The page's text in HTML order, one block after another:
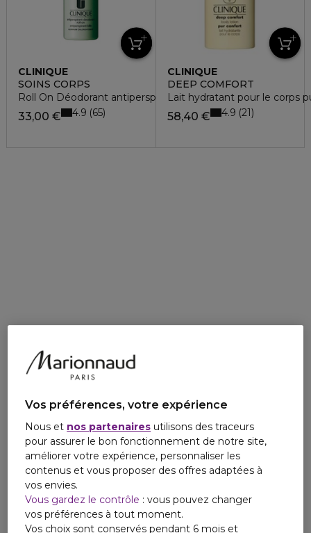
CLINIQUE
SOINS CORPS
Roll On Déodorant antiperspirant bille
33,00 € 4.9 65
CLINIQUE
DEEP COMFORT
Lait hydratant pour le corps
58,40 € 4.9 21
Vos préférences, votre expérience
Nous et nos partenaires utilisons des traceurs
pour assurer le bon fonctionnement de notre site,
améliorer votre expérience, personnaliser les
contenus et vous proposer des offres adaptées à
vos envies.
Vous gardez le contrôle : vous pouvez changer
vos préférences à tout moment.
Vos choix sont conservés pendant 6 mois et